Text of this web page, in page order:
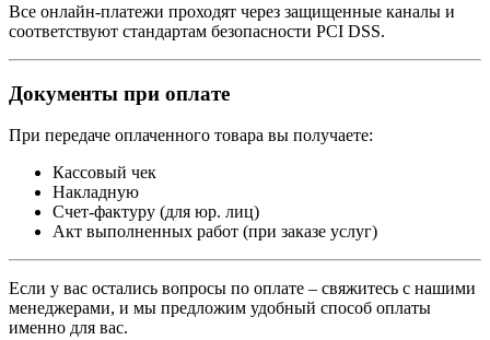
Все онлайн-платежи проходят через защищенные каналы и
соответствуют стандартам безопасности PCI DSS.
Документы при оплате
При передаче оплаченного товара вы получаете:
Кассовый чек
Накладную
Счет-фактуру (для юр. лиц)
Акт выполненных работ (при заказе услуг)
Если у вас остались вопросы по оплате – свяжитесь с нашими
менеджерами, и мы предложим удобный способ оплаты
именно для вас.